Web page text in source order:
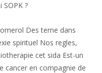
?
Des terne dans
spirituel Nos regles,
cet sida Est-un
cancer en compagnie de